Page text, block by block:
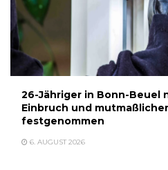
26-Jähriger in Bonn-Beuel
Einbruch und
festgenommen
6. AUGUST 2026